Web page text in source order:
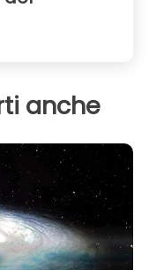
anche